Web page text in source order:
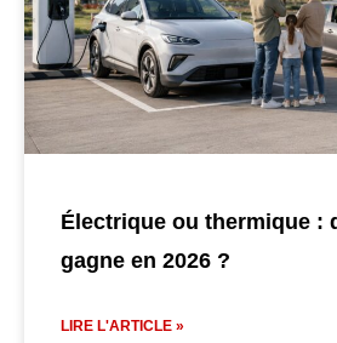
Électrique ou thermique :
gagne en 2026 ?
LIRE L'ARTICLE »